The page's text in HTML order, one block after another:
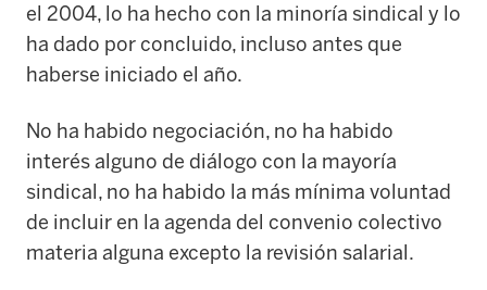
el 2004, lo ha hecho con la minoría sindical y lo
ha dado por concluido, incluso antes que
haberse iniciado el año.
No ha habido negociación, no ha habido
interés alguno de diálogo con la mayoría
sindical, no ha habido la más mínima voluntad
de incluir en la agenda del convenio colectivo
materia alguna excepto la revisión salarial.